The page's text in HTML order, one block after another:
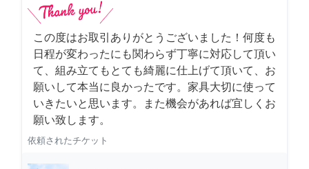
この度はお取引ありがとうございました！何度も
日程が変わったにも関わらず丁寧に対応して頂い
て、組み立てもとても綺麗に仕上げて頂いて、お
願いして本当に良かったです。家具大切に使って
いきたいと思います。また機会があれば宜しくお
願い致します。
依頼されたチケット